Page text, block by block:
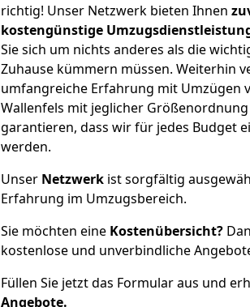
richtig! Unser Netzwerk bieten Ihnen
kostengünstige
Sie sich um nichts anderes als die
Zuhause kümmern müssen. Weiterhin
umfangreiche Erfahrung mit Umzügen
Wallenfels mit jeglicher
garantieren, dass wir für jedes Budget
werden.
Unser Netzwerk ist sorgfältig
Erfahrung im Umzugsbereich.
Sie möchten eine Kostenübersicht?
kostenlose und unverbindliche
Füllen Sie jetzt das Formular aus und
Angebote.